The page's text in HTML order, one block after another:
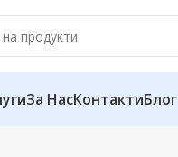
За НасКонтактиБлог